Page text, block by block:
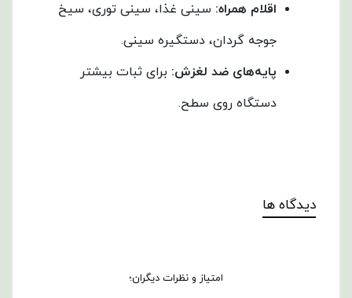
اقلام همراه: سینی غذا، سینی توری، سیخ
جوجه گردان، دستگیره سینی.
پایه‌های ضد لغزش: برای ثبات بیشتر
دستگاه روی سطح.
دیدگاه ها
امتیاز و نظرات دیگران؛